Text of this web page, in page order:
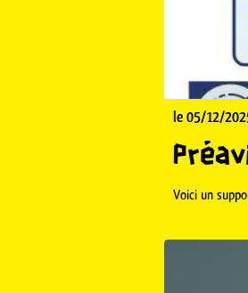
le 05/12/
Voici un